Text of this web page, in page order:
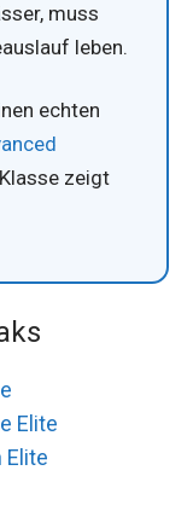
muss
leben.
echten
zeigt
Elite
Elite